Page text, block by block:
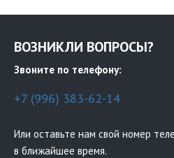
ВОЗНИКЛИ ВОПРОСЫ?
Звоните по телефону:
+7 (996) 383-62-14
Или оставьте нам свой номер
в ближайшее время.